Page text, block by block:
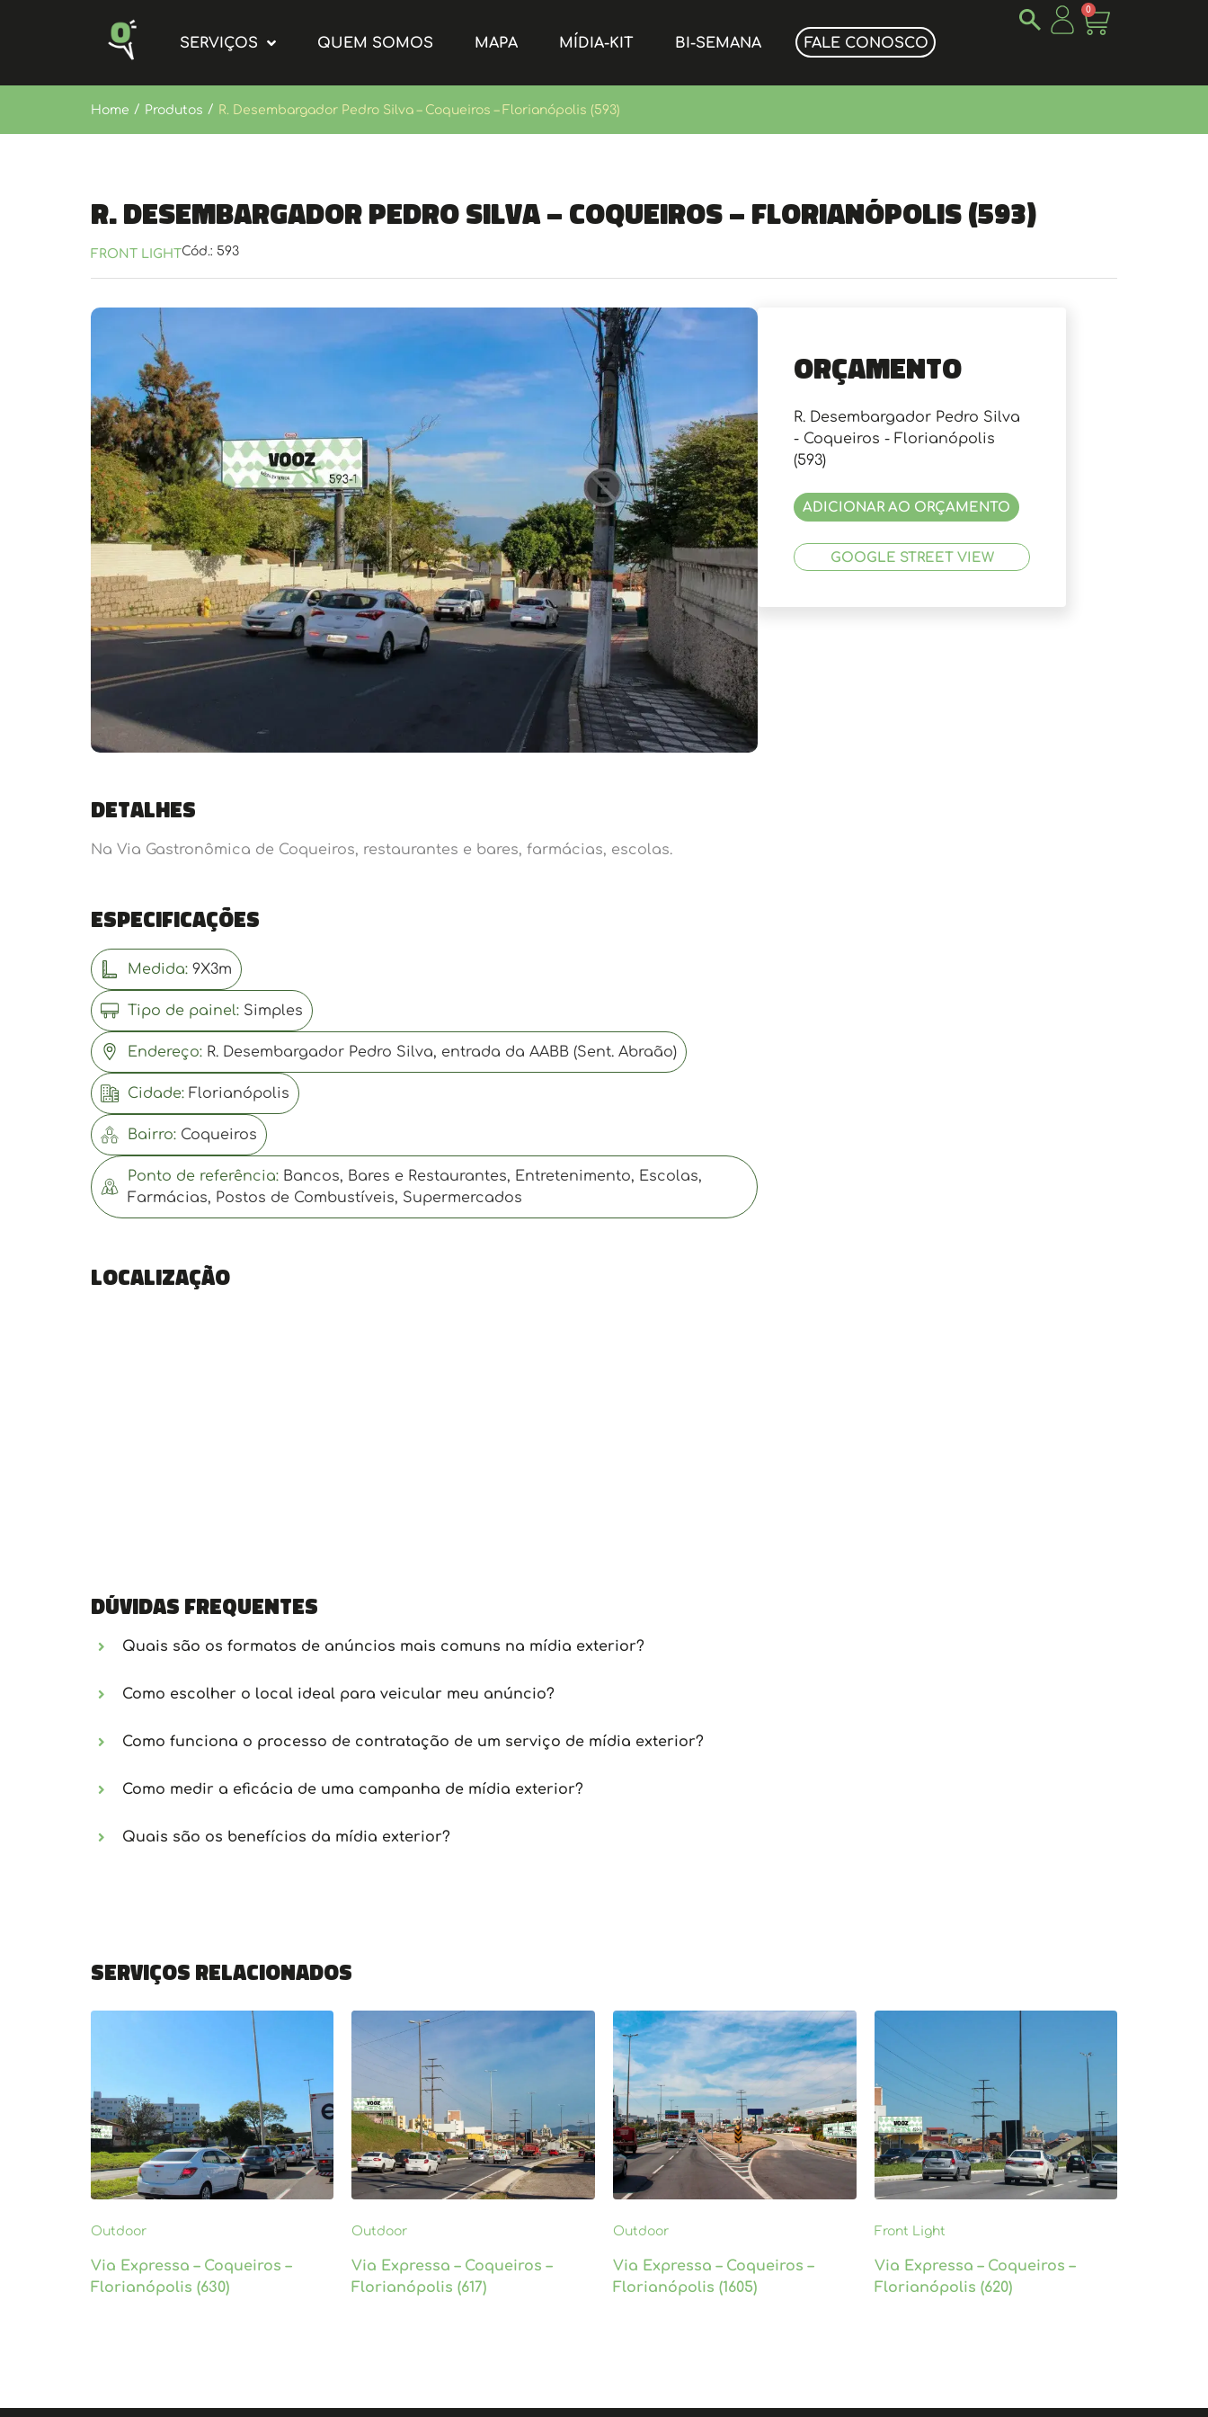
SERVIÇOS QUEM SOMOS MAPA MÍDIA-KIT BI-SEMANA FALE CONOSCO
0
Home / Produtos / R. Desembargador Pedro Silva – Coqueiros – Florianópolis (593)
R. Desembargador Pedro Silva – Coqueiros – Florianópolis (593)
FRONT LIGHTCód.: 593
Detalhes
Na Via Gastronômica de Coqueiros, restaurantes e bares, farmácias, escolas.
Especificações
Medida:9X3m
Tipo de painel:Simples
Endereço:R. Desembargador Pedro Silva, entrada da AABB (Sent. Abraão)
Cidade:Florianópolis
Bairro:Coqueiros
Ponto de referência:Bancos, Bares e Restaurantes, Entretenimento, Escolas,
Farmácias, Postos de Combustíveis, Supermercados
Localização
Dúvidas frequentes
Quais são os formatos de anúncios mais comuns na mídia exterior?
Como escolher o local ideal para veicular meu anúncio?
Como funciona o processo de contratação de um serviço de mídia exterior?
Como medir a eficácia de uma campanha de mídia exterior?
Quais são os benefícios da mídia exterior?
Orçamento
R. Desembargador Pedro Silva
- Coqueiros - Florianópolis
(593)
ADICIONAR AO ORÇAMENTO
GOOGLE STREET VIEW
Serviços relacionados
Outdoor
Via Expressa – Coqueiros –
Florianópolis (630)
Outdoor
Via Expressa – Coqueiros –
Florianópolis (617)
Outdoor
Via Expressa – Coqueiros –
Florianópolis (1605)
Front Light
Via Expressa – Coqueiros –
Florianópolis (620)